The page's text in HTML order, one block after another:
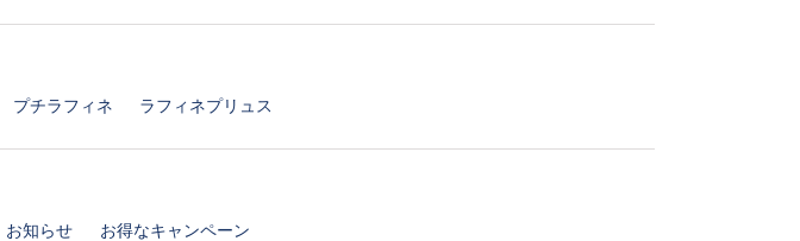
プチラフィネ ラフィネプリュス
お知らせ お得なキャンペーン